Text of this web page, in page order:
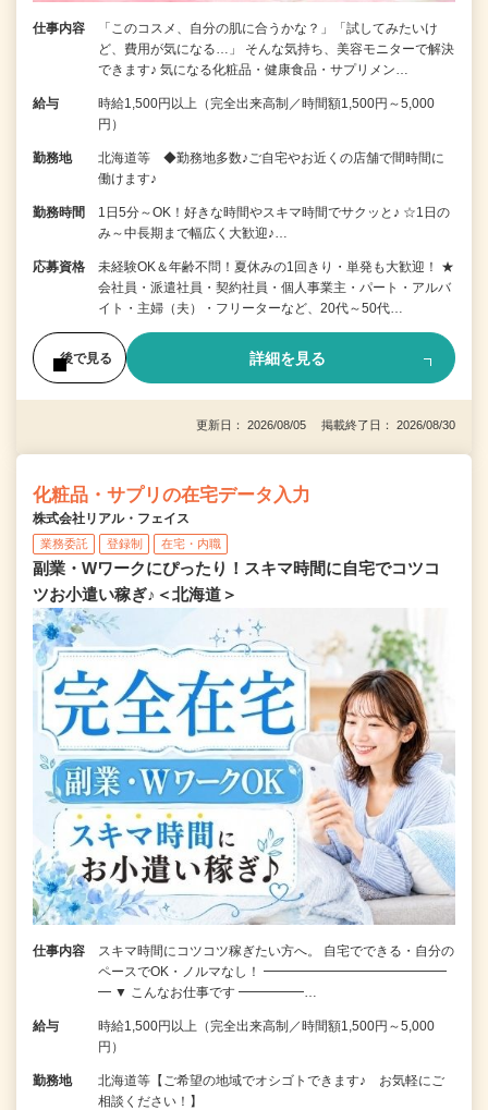
仕事内容
「このコスメ、自分の肌に合うかな？」「試してみたいけ
ど、費用が気になる…」 そんな気持ち、美容モニターで解決
できます♪ 気になる化粧品・健康食品・サプリメン…
給与
時給1,500円以上（完全出来高制／時間額1,500円～5,000
円）
勤務地
北海道等 ◆勤務地多数♪ご自宅やお近くの店舗で間時間に
働けます♪
勤務時間
1日5分～OK！好きな時間やスキマ時間でサクッと♪ ☆1日の
み～中長期まで幅広く大歓迎♪…
応募資格
未経験OK＆年齢不問！夏休みの1回きり・単発も大歓迎！ ★
会社員・派遣社員・契約社員・個人事業主・パート・アルバ
イト・主婦（夫）・フリーターなど、20代～50代…
後で見る 詳細を見る
更新日： 2026/08/05 掲載終了日： 2026/08/30
化粧品・サプリの在宅データ入力
株式会社リアル・フェイス
業務委託 登録制 在宅・内職
副業・Wワークにぴったり！スキマ時間に自宅でコツコ
ツお小遣い稼ぎ♪＜北海道＞
仕事内容
スキマ時間にコツコツ稼ぎたい方へ。 自宅でできる・自分の
ペースでOK・ノルマなし！ ━━━━━━━━━━━━━━
━ ▼ こんなお仕事です ━━━━━…
給与
時給1,500円以上（完全出来高制／時間額1,500円～5,000
円）
勤務地
北海道等【ご希望の地域でオシゴトできます♪ お気軽にご
相談ください！】